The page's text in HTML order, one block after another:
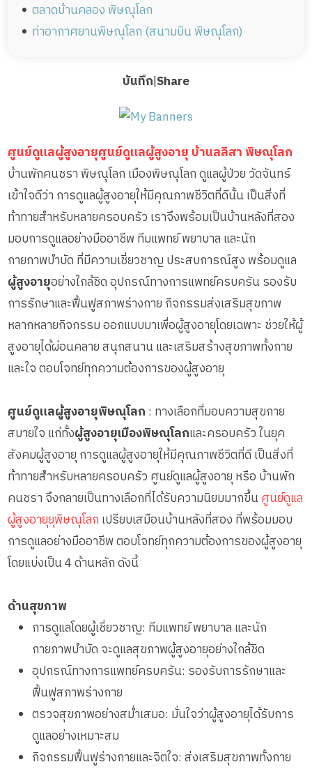
ตลาดบ้านคลอง พิษณุโลก
ท่าอากาศยานพิษณุโลก (สนามบิน พิษณุโลก)
บันทึก|Share
ศูนย์ดูแลผู้สูงอายุศูนย์ดูแลผู้สูงอายุ บ้านลลิสา พิษณุโลก
บ้านพักคนชรา พิษณุโลก เมืองพิษณุโลก ดูแลผู้ป่วย วัดจันทร์
เข้าใจดีว่า การดูแลผู้สูงอายุให้มีคุณภาพชีวิตที่ดีนั้น เป็นสิ่งที่
ท้าทายสำหรับหลายครอบครัว เราจึงพร้อมเป็นบ้านหลังที่สอง
มอบการดูแลอย่างมืออาชีพ ทีมแพทย์ พยาบาล และนัก
กายภาพบำบัด ที่มีความเชี่ยวชาญ ประสบการณ์สูง พร้อมดูแล
ผู้สูงอายุอย่างใกล้ชิด อุปกรณ์ทางการแพทย์ครบครัน รองรับ
การรักษาและฟื้นฟูสภาพร่างกาย กิจกรรมส่งเสริมสุขภาพ
หลากหลายกิจกรรม ออกแบบมาเพื่อผู้สูงอายุโดยเฉพาะ ช่วยให้ผู้
สูงอายุได้ผ่อนคลาย สนุกสนาน และเสริมสร้างสุขภาพทั้งกาย
และใจ ตอบโจทย์ทุกความต้องการของผู้สูงอายุ
ศูนย์ดูแลผู้สูงอายุพิษณุโลก : ทางเลือกที่มอบความสุขกาย
สบายใจ แก่ทั้งผู้สูงอายุเมืองพิษณุโลกและครอบครัว ในยุค
สังคมผู้สูงอายุ การดูแลผู้สูงอายุให้มีคุณภาพชีวิตที่ดี เป็นสิ่งที่
ท้าทายสำหรับหลายครอบครัว ศูนย์ดูแลผู้สูงอายุ หรือ บ้านพัก
คนชรา จึงกลายเป็นทางเลือกที่ได้รับความนิยมมากขึ้นศูนย์ดูแล
ผู้สูงอายุยุพิษณุโลก เปรียบเสมือนบ้านหลังที่สอง ที่พร้อมมอบ
การดูแลอย่างมืออาชีพ ตอบโจทย์ทุกความต้องการของผู้สูงอายุ
โดยแบ่งเป็น 4 ด้านหลัก ดังนี้
ด้านสุขภาพ
การดูแลโดยผู้เชี่ยวชาญ: ทีมแพทย์ พยาบาล และนัก
กายภาพบำบัด จะดูแลสุขภาพผู้สูงอายุอย่างใกล้ชิด
อุปกรณ์ทางการแพทย์ครบครัน: รองรับการรักษาและ
ฟื้นฟูสภาพร่างกาย
ตรวจสุขภาพอย่างสม่ำเสมอ: มั่นใจว่าผู้สูงอายุได้รับการ
ดูแลอย่างเหมาะสม
กิจกรรมฟื้นฟูร่างกายและจิตใจ: ส่งเสริมสุขภาพทั้งกาย